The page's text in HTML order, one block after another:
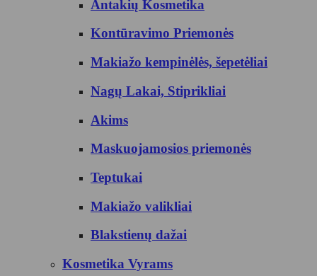
Antakių Kosmetika
Kontūravimo Priemonės
Makiažo kempinėlės, šepetėliai
Nagų Lakai, Stiprikliai
Akims
Maskuojamosios priemonės
Teptukai
Makiažo valikliai
Blakstienų dažai
Kosmetika Vyrams